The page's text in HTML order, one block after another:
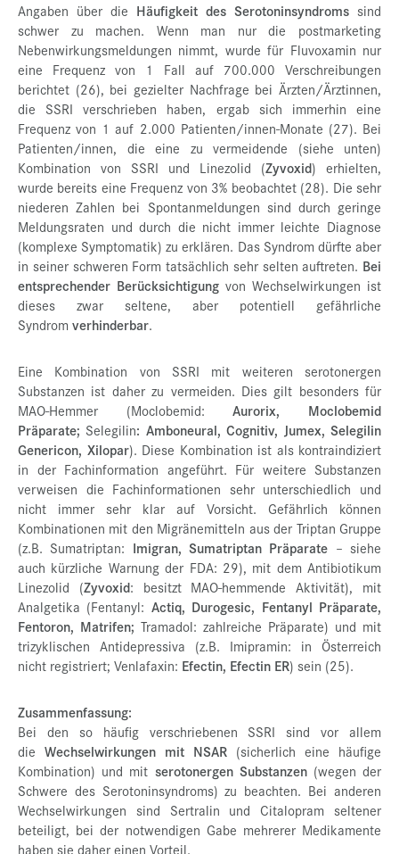
Angaben über die Häufigkeit des Serotoninsyndroms sind
schwer zu machen. Wenn man nur die postmarketing
Nebenwirkungsmeldungen nimmt, wurde für Fluvoxamin nur
eine Frequenz von 1 Fall auf 700.000 Verschreibungen
berichtet (26), bei gezielter Nachfrage bei Ärzten/Ärztinnen,
die SSRI verschrieben haben, ergab sich immerhin eine
Frequenz von 1 auf 2.000 Patienten/innen-Monate (27). Bei
Patienten/innen, die eine zu vermeidende (siehe unten)
Kombination von SSRI und Linezolid (Zyvoxid) erhielten,
wurde bereits eine Frequenz von 3% beobachtet (28). Die sehr
niederen Zahlen bei Spontanmeldungen sind durch geringe
Meldungsraten und durch die nicht immer leichte Diagnose
(komplexe Symptomatik) zu erklären. Das Syndrom dürfte aber
in seiner schweren Form tatsächlich sehr selten auftreten. Bei
entsprechender Berücksichtigung von Wechselwirkungen ist
dieses zwar seltene, aber potentiell gefährliche
Syndrom verhinderbar.
Eine Kombination von SSRI mit weiteren serotonergen
Substanzen ist daher zu vermeiden. Dies gilt besonders für
MAO-Hemmer (Moclobemid: Aurorix, Moclobemid
Präparate; Selegilin: Amboneural, Cognitiv, Jumex, Selegilin
Genericon, Xilopar). Diese Kombination ist als kontraindiziert
in der Fachinformation angeführt. Für weitere Substanzen
verweisen die Fachinformationen sehr unterschiedlich und
nicht immer sehr klar auf Vorsicht. Gefährlich können
Kombinationen mit den Migränemitteln aus der Triptan Gruppe
(z.B. Sumatriptan: Imigran, Sumatriptan Präparate – siehe
auch kürzliche Warnung der FDA: 29), mit dem Antibiotikum
Linezolid (Zyvoxid: besitzt MAO-hemmende Aktivität), mit
Analgetika (Fentanyl: Actiq, Durogesic, Fentanyl Präparate,
Fentoron, Matrifen; Tramadol: zahlreiche Präparate) und mit
trizyklischen Antidepressiva (z.B. Imipramin: in Österreich
nicht registriert; Venlafaxin: Efectin, Efectin ER) sein (25).
Zusammenfassung:
Bei den so häufig verschriebenen SSRI sind vor allem
die Wechselwirkungen mit NSAR (sicherlich eine häufige
Kombination) und mit serotonergen Substanzen(wegen der
Schwere des Serotoninsyndroms) zu beachten. Bei anderen
Wechselwirkungen sind Sertralin und Citalopram seltener
beteiligt, bei der notwendigen Gabe mehrerer Medikamente
haben sie daher einen Vorteil.